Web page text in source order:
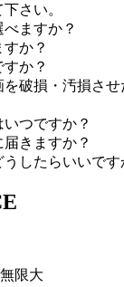
さい。
ますか？
か？
か？
を破損・汚損さ
つですか？
きますか？
したらいいです
限大